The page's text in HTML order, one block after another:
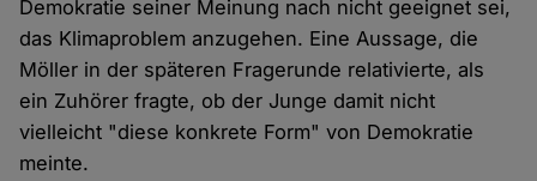
Demokratie seiner Meinung nach nicht geeignet sei,
das Klimaproblem anzugehen. Eine Aussage, die
Möller in der späteren Fragerunde relativierte, als
ein Zuhörer fragte, ob der Junge damit nicht
vielleicht "diese konkrete Form" von Demokratie
meinte.